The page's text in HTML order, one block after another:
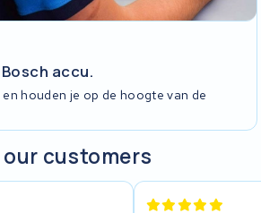
accu.
houden je op de hoogte van de
customers